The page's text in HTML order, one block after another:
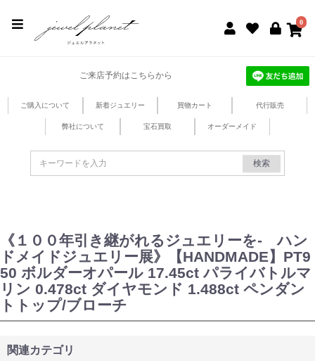
0
ご来店予約はこちらから
ご購入について 新着ジュエリー 買物カート 代行販売
弊社について 宝石買取 オーダーメイド
検索
《１００年引き継がれるジュエリーを- ハン
ドメイドジュエリー展》【HANDMADE】PT9
50 ボルダーオパール 17.45ct パライバトルマ
リン 0.478ct ダイヤモンド 1.488ct ペンダン
トトップ/ブローチ
関連カテゴリ